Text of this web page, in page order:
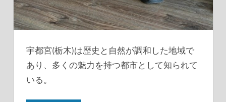
宇都宮(栃木)は歴史と自然が調和した地域で
あり、多くの魅力を持つ都市として知られて
いる。